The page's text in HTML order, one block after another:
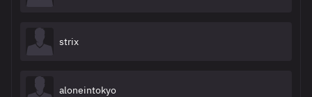
strix
aloneintokyo